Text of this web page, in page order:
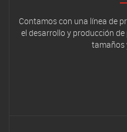
Contamos con una línea de
el desarrollo y producción
tamaños